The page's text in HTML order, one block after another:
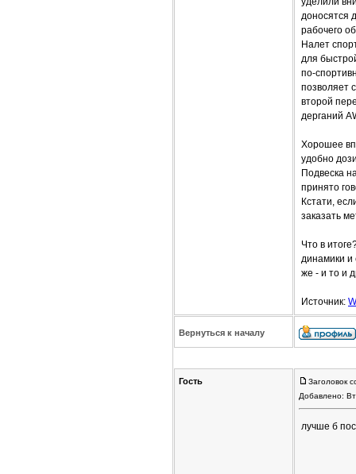
доносятся
рабочего
Налет
для
по-
позволяет
второй
дерганий
Хорошее
удобно
Подвеска
принято
Кстати,
заказать
Что в
динамики и
же - и то и
Источник:
Вернуться к началу
Гость
Заголовок
Добавлено:
лучше б